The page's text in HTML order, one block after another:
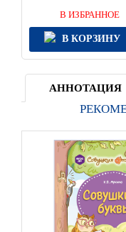
В ИЗБРАННОЕ
В КОРЗИНУ
АННОТАЦИЯ